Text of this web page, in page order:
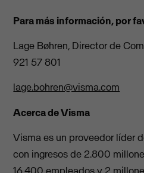
Para más información, por
Lage Bøhren, Director de
921 57 801
lage.bohren@visma.com
Acerca de Visma
Visma es un proveedor líder
con ingresos de 2.800